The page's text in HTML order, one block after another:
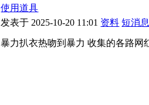
使用道具
发表于 2025-10-20 11:01 资料 短消
暴力扒衣热吻到暴力 收集的各路网